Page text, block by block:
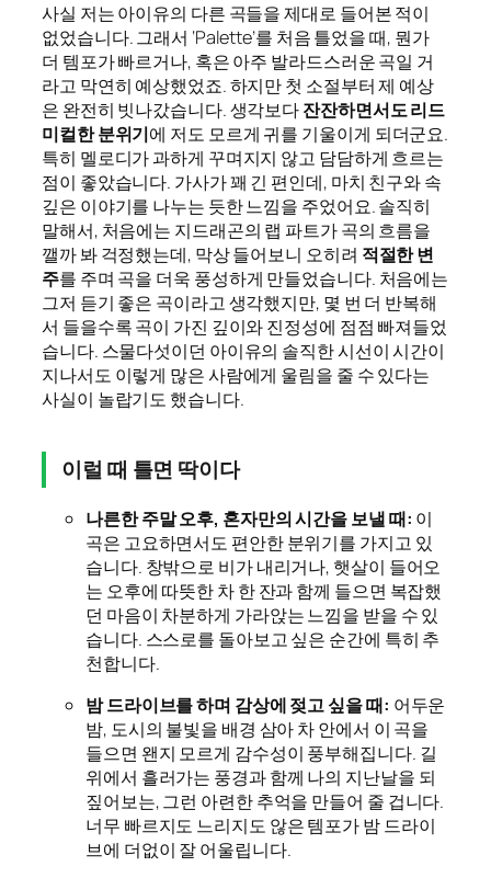
사실 저는 아이유의 다른 곡들을 제대로 들어본 적이
없었습니다. 그래서 ‘Palette’를 처음 틀었을 때, 뭔가
더 템포가 빠르거나, 혹은 아주 발라드스러운 곡일 거
라고 막연히 예상했었죠. 하지만 첫 소절부터 제 예상
은 완전히 빗나갔습니다. 생각보다잔잔하면서도 리드
미컬한 분위기에 저도 모르게 귀를 기울이게 되더군요.
특히 멜로디가 과하게 꾸며지지 않고 담담하게 흐르는
점이 좋았습니다. 가사가 꽤 긴 편인데, 마치 친구와 속
깊은 이야기를 나누는 듯한 느낌을 주었어요. 솔직히
말해서, 처음에는 지드래곤의 랩 파트가 곡의 흐름을
깰까 봐 걱정했는데, 막상 들어보니 오히려 적절한 변
주를 주며 곡을 더욱 풍성하게 만들었습니다. 처음에는
그저 듣기 좋은 곡이라고 생각했지만, 몇 번 더 반복해
서 들을수록 곡이 가진 깊이와 진정성에 점점 빠져들었
습니다. 스물다섯이던 아이유의 솔직한 시선이 시간이
지나서도 이렇게 많은 사람에게 울림을 줄 수 있다는
사실이 놀랍기도 했습니다.
이럴 때 틀면 딱이다
나른한 주말 오후, 혼자만의 시간을 보낼 때: 이
곡은 고요하면서도 편안한 분위기를 가지고 있
습니다. 창밖으로 비가 내리거나, 햇살이 들어오
는 오후에 따뜻한 차 한 잔과 함께 들으면 복잡했
던 마음이 차분하게 가라앉는 느낌을 받을 수 있
습니다. 스스로를 돌아보고 싶은 순간에 특히 추
천합니다.
밤 드라이브를 하며 감상에 젖고 싶을 때: 어두운
밤, 도시의 불빛을 배경 삼아 차 안에서 이 곡을
들으면 왠지 모르게 감수성이 풍부해집니다. 길
위에서 흘러가는 풍경과 함께 나의 지난날을 되
짚어보는, 그런 아련한 추억을 만들어 줄 겁니다.
너무 빠르지도 느리지도 않은 템포가 밤 드라이
브에 더없이 잘 어울립니다.